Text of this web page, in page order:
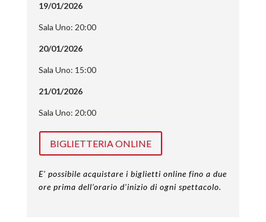
19/01/2026
Sala Uno: 20:00
20/01/2026
Sala Uno: 15:00
21/01/2026
Sala Uno: 20:00
BIGLIETTERIA ONLINE
E’ possibile acquistare i biglietti online fino a due
ore prima dell’orario d’inizio di ogni spettacolo.